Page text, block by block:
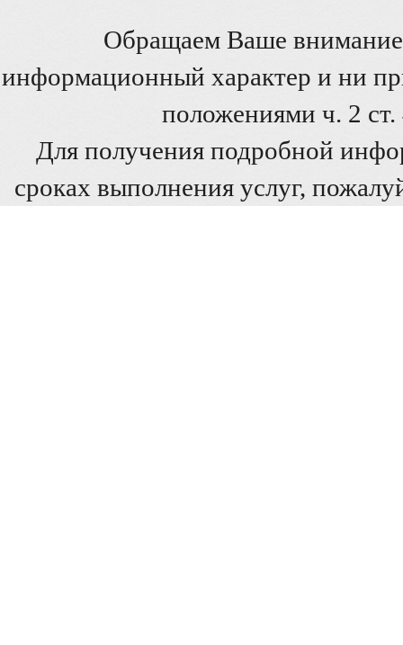
Обращаем Ваше внимание
информационный характер и ни
положениями ч. 2
Для получения подробной
сроках выполнения услуг,